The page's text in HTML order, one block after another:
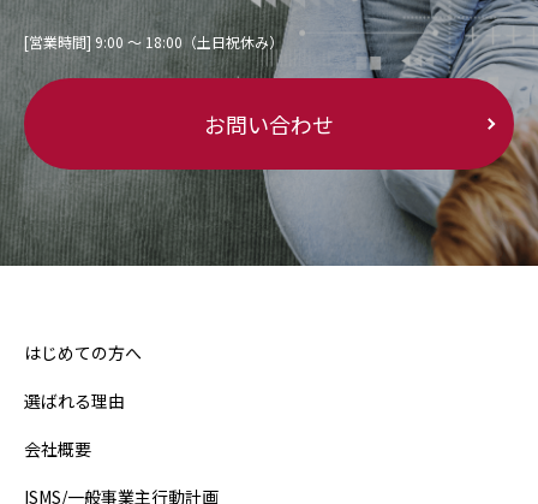
[営業時間] 9:00 〜 18:00（土日祝休み）
お問い合わせ
はじめての方へ
選ばれる理由
会社概要
ISMS/一般事業主行動計画